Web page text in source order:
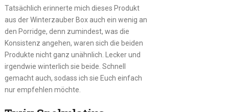
Tatsächlich erinnerte mich dieses Produkt
aus der Winterzauber Box auch ein wenig an
den Porridge, denn zumindest, was die
Konsistenz angehen, waren sich die beiden
Produkte nicht ganz unähnlich. Lecker und
irgendwie winterlich sie beide. Schnell
gemacht auch, sodass ich sie Euch einfach
nur empfehlen möchte.